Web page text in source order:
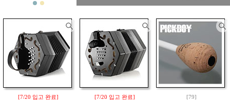
[7/20 입고 완료]
[7/20 입고 완료]
[79]